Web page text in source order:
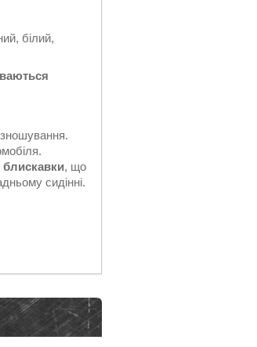
білий,
зношування.
блискавки, що
сидінні.